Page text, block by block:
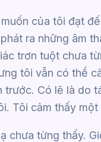
của tôi đạt
ra những âm
trơn tuột chưa
tôi vẫn có thể
Có lẽ là do
Tôi cảm thấy
chưa từng thấy.